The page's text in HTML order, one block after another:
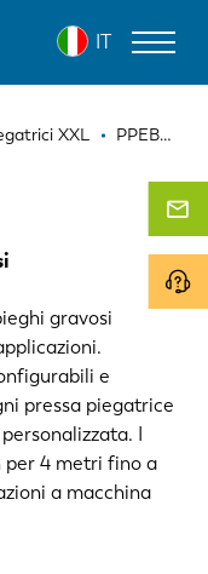
IT
XXL PPEB-H
gravosi
e
pressa piegatrice
I
per 4 metri fino a
a macchina